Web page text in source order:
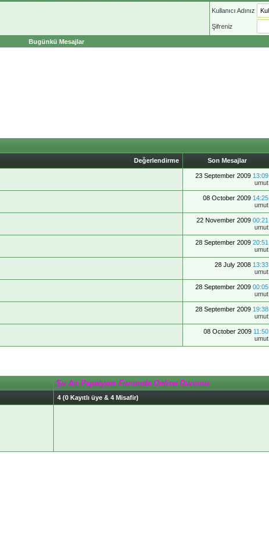
Kullanıcı Adınız
Şifreniz
Bugünkü Mesajlar
Değerlendirme Son Mesajlar
23 September 2009 13:09
umut
08 October 2009 14:25
umut
22 November 2009 00:21
umut
28 September 2009 20:51
umut
28 July 2008 13:33
umut
28 September 2009 00:05
umut
28 September 2009 19:38
umut
08 October 2009 11:50
umut
Şu An Papatyam Forumda Online Durumu
4 (0 Kayıtlı üye & 4 Misafir)